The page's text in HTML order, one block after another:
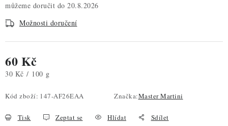
20.8.2026
Možnosti doručení
60 Kč
Měrná cena:
30 Kč / 100 g
Kód zboží: 147-AF26EAA Značka:Master Martini
Tisk Zeptat se Hlídat Sdílet